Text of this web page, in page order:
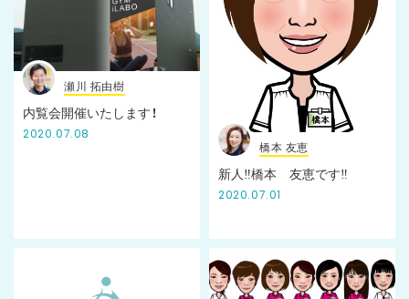
瀬川 拓由樹
内覧会開催いたします！
2020.07.08
橋本 友恵
新人‼️橋本 友恵です‼️
2020.07.01